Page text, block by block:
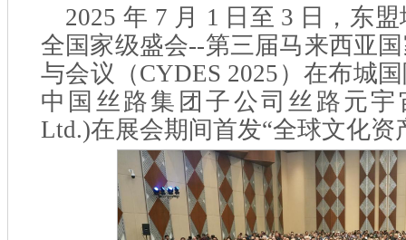
2025 年 7 月 1 日至 3 日，东
全国家级盛会--第三届马来西亚
与会议（CYDES 2025）在布城
中国丝路集团子公司丝路元宇
Ltd.)在展会期间首发“全球文化资